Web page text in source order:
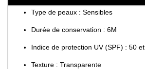
Type de peaux : Sensibles
Durée de conservation : 6M
Indice de protection UV (SPF) : 50
Texture : Transparente